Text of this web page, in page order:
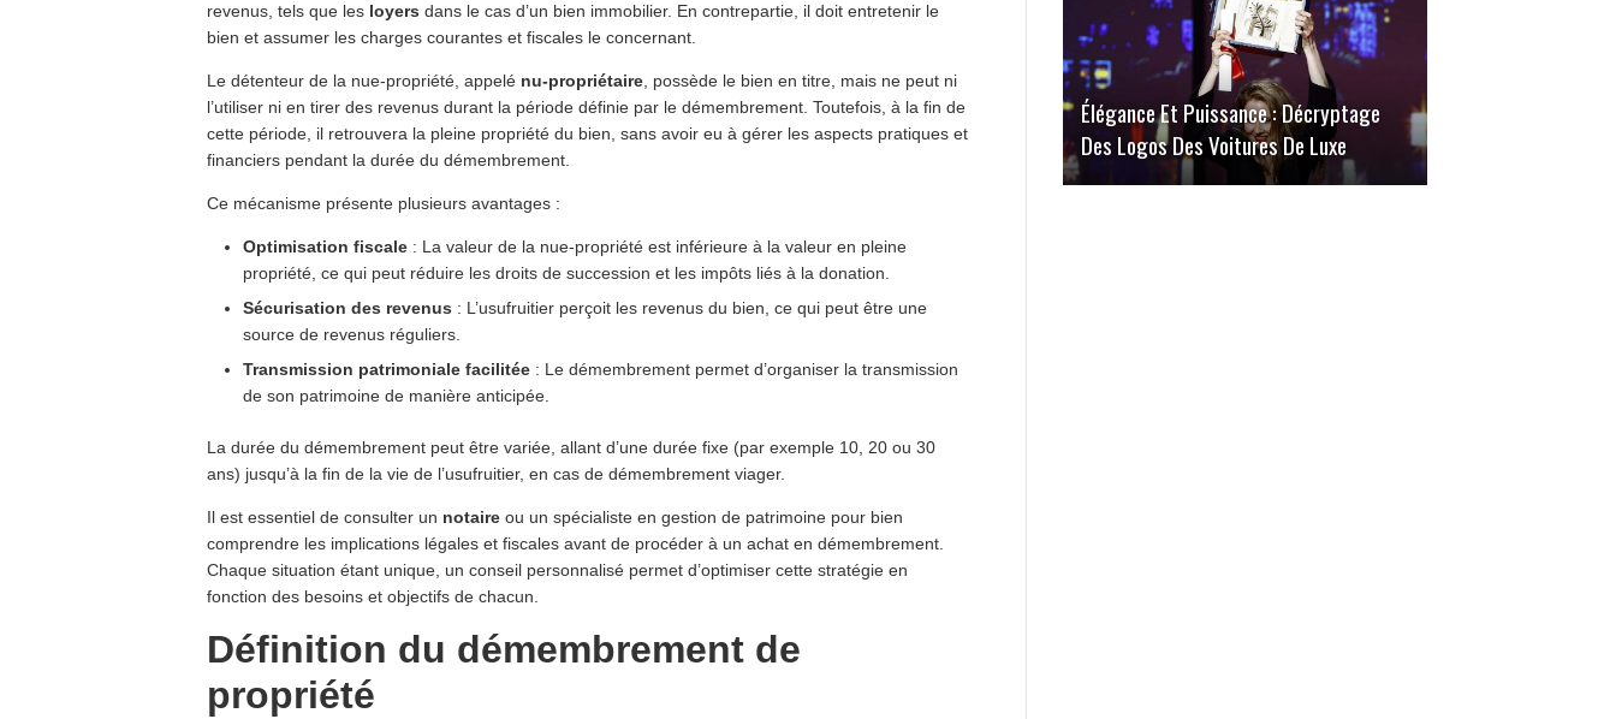
revenus, tels que les loyers dans le cas d’un bien immobilier. En contrepartie, il doit entretenir le
bien et assumer les charges courantes et fiscales le concernant.
Le détenteur de la nue-propriété, appelé nu-propriétaire, possède le bien en titre, mais ne peut ni
l’utiliser ni en tirer des revenus durant la période définie par le démembrement. Toutefois, à la fin de
cette période, il retrouvera la pleine propriété du bien, sans avoir eu à gérer les aspects pratiques et
financiers pendant la durée du démembrement.
Ce mécanisme présente plusieurs avantages :
Optimisation fiscale : La valeur de la nue-propriété est inférieure à la valeur en pleine
propriété, ce qui peut réduire les droits de succession et les impôts liés à la donation.
Sécurisation des revenus : L’usufruitier perçoit les revenus du bien, ce qui peut être une
source de revenus réguliers.
Transmission patrimoniale facilitée : Le démembrement permet d’organiser la transmission
de son patrimoine de manière anticipée.
La durée du démembrement peut être variée, allant d’une durée fixe (par exemple 10, 20 ou 30
ans) jusqu’à la fin de la vie de l’usufruitier, en cas de démembrement viager.
Il est essentiel de consulter un notaire ou un spécialiste en gestion de patrimoine pour bien
comprendre les implications légales et fiscales avant de procéder à un achat en démembrement.
Chaque situation étant unique, un conseil personnalisé permet d’optimiser cette stratégie en
fonction des besoins et objectifs de chacun.
Définition du démembrement de
propriété
Élégance Et Puissance : Décryptage
Des Logos Des Voitures De Luxe